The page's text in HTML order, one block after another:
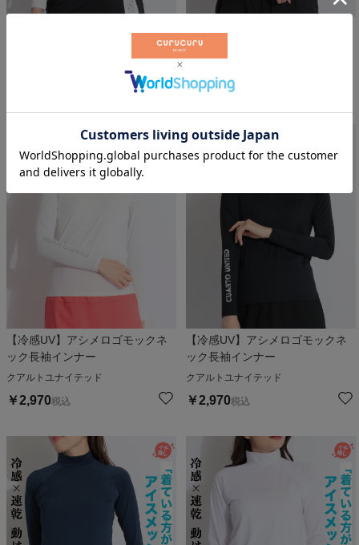
ドネック長袖インナー
￥2,970税込
【冷感UV】アシメロゴモックネ
ック長袖インナー
クアルトユナイテッド
￥2,970税込
【冷感UV】アシメロゴモックネ
ック長袖インナー
クアルトユナイテッド
￥2,970税込